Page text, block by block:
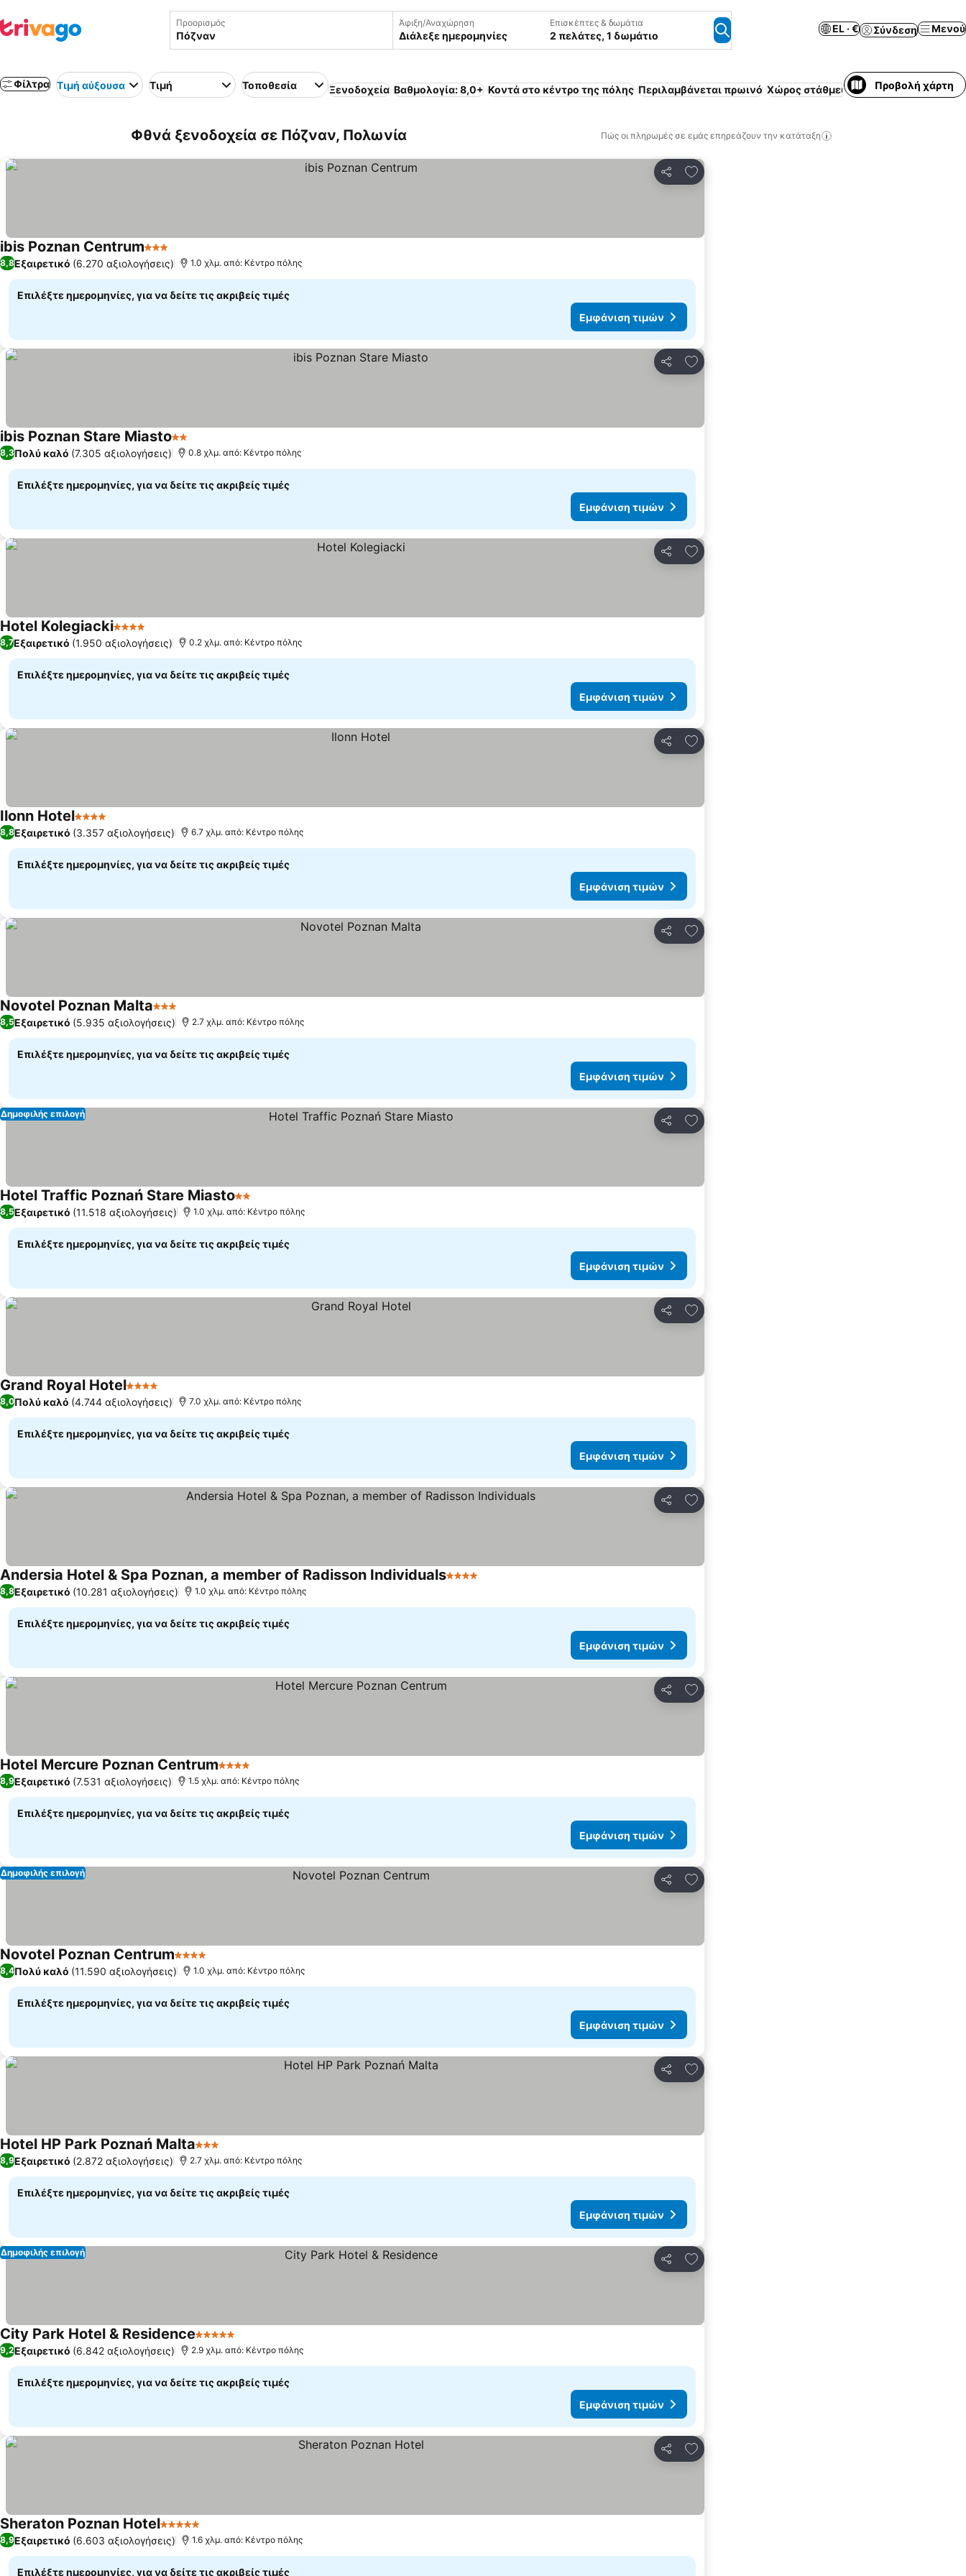
Προορισμός Άφιξη/Αναχώρηση
Διάλεξε ημερομηνίες
Επισκέπτες & δωμάτια
2 πελάτες, 1 δωμάτιο
EL · € Σύνδεση Μενού
Φίλτρα Τιμή αύξουσα Τιμή Τοποθεσία Ξενοδοχεία Βαθμολογία: 8,0+ Κοντά στο κέντρο της πόλης Περιλαμβάνεται πρωινό Χώρος στάθμευσης Πισίνα Δωρεάν
Προβολή χάρτη
Φθνά ξενοδοχεία σε Πόζναν, Πολωνία Πώς οι πληρωμές σε εμάς επηρεάζουν την κατάταξη
Κοινοποίηση
Προσθήκη στα αγαπημένα
ibis Poznan Centrum3 ΑστέριαΕμφάνιση τιμών
8,8Εξαιρετικό (6.270 αξιολογήσεις) 1.0 χλμ. από: Κέντρο πόλης
Επιλέξτε ημερομηνίες, για να δείτε τις ακριβείς τιμές
Εμφάνιση τιμών
Κοινοποίηση
Προσθήκη στα αγαπημένα
ibis Poznan Stare Miasto2 Αστέρια
8,3Πολύ καλό (7.305 αξιολογήσεις) 0.8 χλμ. από: Κέντρο πόλης
Επιλέξτε ημερομηνίες, για να δείτε τις ακριβείς τιμές
Εμφάνιση τιμών
Κοινοποίηση
Προσθήκη στα αγαπημένα
Hotel Kolegiacki4 ΑστέριαΕμφάνιση τιμών
8,7Εξαιρετικό (1.950 αξιολογήσεις) 0.2 χλμ. από: Κέντρο πόλης
Επιλέξτε ημερομηνίες, για να δείτε τις ακριβείς τιμές
Εμφάνιση τιμών
Κοινοποίηση
Προσθήκη στα αγαπημένα
Ilonn Hotel4 ΑστέριαΕμφάνιση τιμών
8,8Εξαιρετικό (3.357 αξιολογήσεις) 6.7 χλμ. από: Κέντρο πόλης
Επιλέξτε ημερομηνίες, για να δείτε τις ακριβείς τιμές
Εμφάνιση τιμών
Κοινοποίηση
Προσθήκη στα αγαπημένα
Novotel Poznan Malta3 ΑστέριαΕμφάνιση τιμών
8,5Εξαιρετικό (5.935 αξιολογήσεις) 2.7 χλμ. από: Κέντρο πόλης
Επιλέξτε ημερομηνίες, για να δείτε τις ακριβείς τιμές
Εμφάνιση τιμών
Κοινοποίηση
Προσθήκη στα αγαπημένα
Δημοφιλής επιλογή
Hotel Traffic Poznań Stare Miasto2 Αστέρια
8,5Εξαιρετικό (11.518 αξιολογήσεις) 1.0 χλμ. από: Κέντρο πόλης
Επιλέξτε ημερομηνίες, για να δείτε τις ακριβείς τιμές
Εμφάνιση τιμών
Κοινοποίηση
Προσθήκη στα αγαπημένα
Grand Royal Hotel4 ΑστέριαΕμφάνιση τιμών
8,0Πολύ καλό (4.744 αξιολογήσεις) 7.0 χλμ. από: Κέντρο πόλης
Επιλέξτε ημερομηνίες, για να δείτε τις ακριβείς τιμές
Εμφάνιση τιμών
Κοινοποίηση
Προσθήκη στα αγαπημένα
Andersia Hotel & Spa Poznan, a member of Radisson Individuals4 Αστέρια
8,8Εξαιρετικό (10.281 αξιολογήσεις) 1.0 χλμ. από: Κέντρο πόλης
Επιλέξτε ημερομηνίες, για να δείτε τις ακριβείς τιμές
Εμφάνιση τιμών
Κοινοποίηση
Προσθήκη στα αγαπημένα
Hotel Mercure Poznan Centrum4 Αστέρια
8,9Εξαιρετικό (7.531 αξιολογήσεις) 1.5 χλμ. από: Κέντρο πόλης
Επιλέξτε ημερομηνίες, για να δείτε τις ακριβείς τιμές
Εμφάνιση τιμών
Κοινοποίηση
Προσθήκη στα αγαπημένα
Δημοφιλής επιλογή
Novotel Poznan Centrum4 Αστέρια
8,4Πολύ καλό (11.590 αξιολογήσεις) 1.0 χλμ. από: Κέντρο πόλης
Επιλέξτε ημερομηνίες, για να δείτε τις ακριβείς τιμές
Εμφάνιση τιμών
Κοινοποίηση
Προσθήκη στα αγαπημένα
Hotel HP Park Poznań Malta3 Αστέρια
8,9Εξαιρετικό (2.872 αξιολογήσεις) 2.7 χλμ. από: Κέντρο πόλης
Επιλέξτε ημερομηνίες, για να δείτε τις ακριβείς τιμές
Εμφάνιση τιμών
Κοινοποίηση
Προσθήκη στα αγαπημένα
Δημοφιλής επιλογή
City Park Hotel & Residence5 Αστέρια
9,2Εξαιρετικό (6.842 αξιολογήσεις) 2.9 χλμ. από: Κέντρο πόλης
Επιλέξτε ημερομηνίες, για να δείτε τις ακριβείς τιμές
Εμφάνιση τιμών
Κοινοποίηση
Προσθήκη στα αγαπημένα
Sheraton Poznan Hotel5 Αστέρια
8,9Εξαιρετικό (6.603 αξιολογήσεις) 1.6 χλμ. από: Κέντρο πόλης
Επιλέξτε ημερομηνίες, για να δείτε τις ακριβείς τιμές